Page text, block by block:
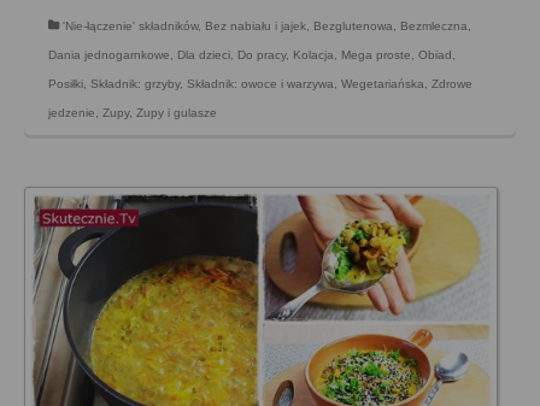
'Nie-łączenie' składników, Bez nabiału i jajek Bezglutenowa Bezmleczna
Dania jednogarnkowe Dla dzieci Do pracy, Kolacja Mega proste Obiad
Posiłki Składnik: grzyby, Składnik: owoce i warzywa Wegetariańska Zdrowe
jedzenie Zupy, Zupy i gulasze